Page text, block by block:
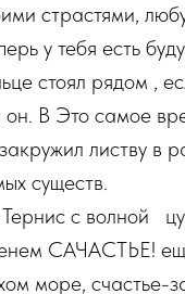
страстями,
у тебя есть
стоял рядом ,
В Это самое
листву в
существ.
с волной
САЧАСТЬЕ!
море, счастье-